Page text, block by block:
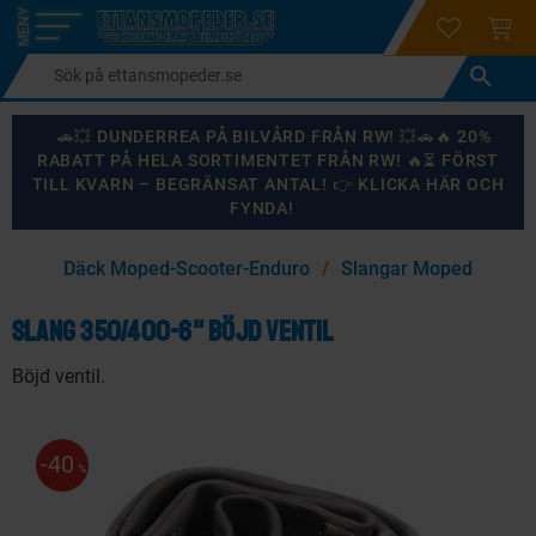
Meny
login
🚗💥 DUNDERREA PÅ BILVÅRD FRÅN RW! 💥🚗🔥 20%
RABATT PÅ HELA SORTIMENTET FRÅN RW! 🔥⏳ FÖRST
TILL KVARN – BEGRÄNSAT ANTAL! 👉 KLICKA HÄR OCH
FYNDA!
KANSKE NÅGON AV DESSA PRODUKTER KAN INTRESSERA
DIG?
Däck Moped-Scooter-Enduro Slangar Moped
Slang 350/400-6" böjd ventil
Böjd ventil.
40 %